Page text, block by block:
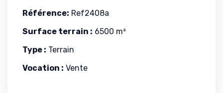
Référence: Ref2408a
Surface terrain : 6500 m²
Type : Terrain
Vocation : Vente